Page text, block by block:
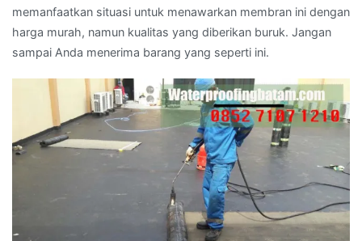
memanfaatkan situasi untuk menawarkan membran ini dengan
harga murah, namun kualitas yang diberikan buruk. Jangan
sampai Anda menerima barang yang seperti ini.